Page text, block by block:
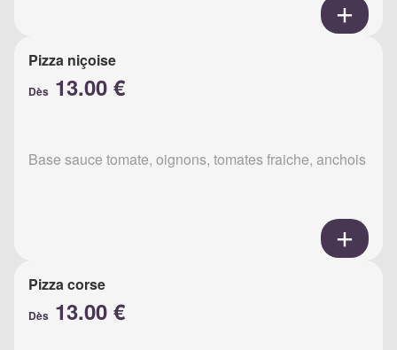
Pizza niçoise
Dès 13.00 €
Base sauce tomate, oignons, tomates fraiche, anchois
Pizza corse
Dès 13.00 €